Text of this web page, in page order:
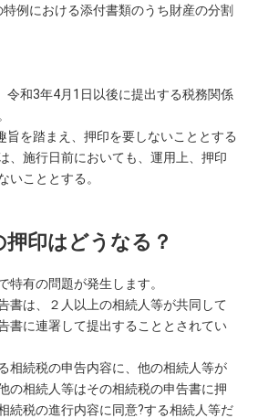
例における添付書類のうち財産の分割
令和3年4月1日以後に提出する税務関係
旨を踏まえ、押印を要しないこととする
、施行日前においても、運用上、押印
いこととする。
押印はどうなる？
有の問題が発生します。
書は、２人以上の相続人等が共同して
書に連署して提出することとされてい
相続税の申告内容に、他の相続人等が
の相続人等はその相続税の申告書に押
続税の進行内容に同意?する相続人等だ